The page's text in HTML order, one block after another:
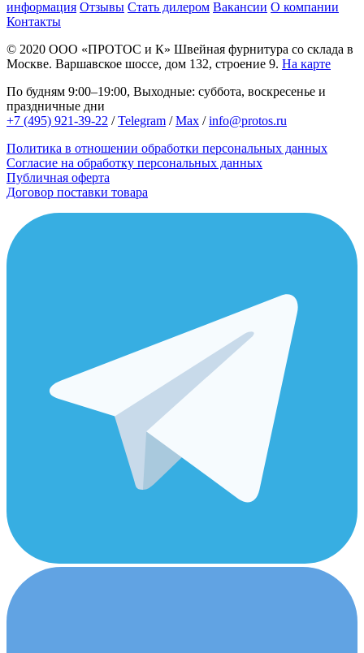
информация Отзывы Стать дилером Вакансии О компании
Контакты
© 2020 ООО «ПРОТОС и К» Швейная фурнитура со склада в
Москве. Варшавское шоссе, дом 132, строение 9. На карте
По будням 9:00–19:00, Выходные: суббота, воскресенье и
праздничные дни
+7 (495) 921-39-22 /Telegram /Max /info@protos.ru
Политика в отношении обработки персональных данных
Согласие на обработку персональных данных
Публичная оферта
Договор поставки товара